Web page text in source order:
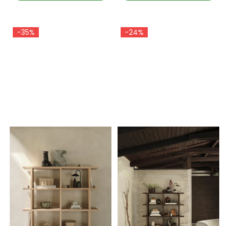
-35% -24%